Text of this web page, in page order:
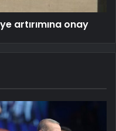
artırımına onay